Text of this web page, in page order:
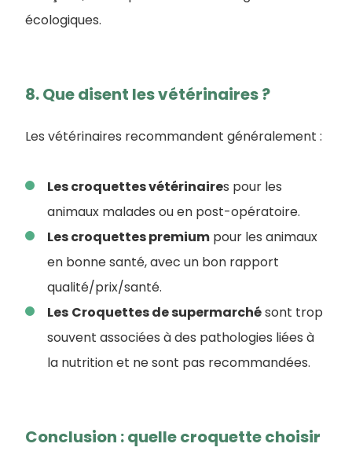
écologiques.
8. Que disent les vétérinaires ?
Les vétérinaires recommandent généralement :
Les croquettes vétérinaires pour les
animaux malades ou en post-opératoire.
Les croquettes premium pour les animaux
en bonne santé, avec un bon rapport
qualité/prix/santé.
Les Croquettes de supermarchésont trop
souvent associées à des pathologies liées à
la nutrition et ne sont pas recommandées.
Conclusion : quelle croquette choisir